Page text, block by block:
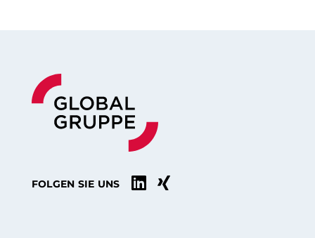
FOLGEN SIE UNS  